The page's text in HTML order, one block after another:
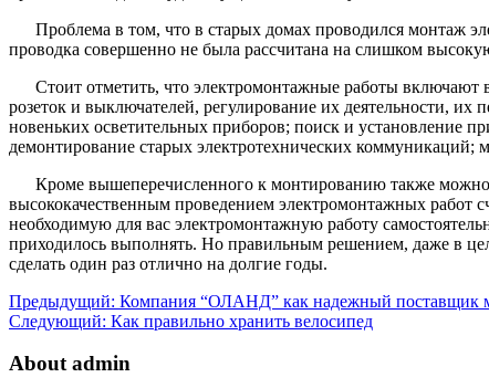
Проблема в том, что в старых домах проводился монтаж
проводка совершенно не была рассчитана на слишком
Стоит отметить, что электромонтажные работы
розеток и выключателей, регулирование их деятельности,
новеньких осветительных приборов; поиск и установление
демонтирование старых электротехнических коммуникаций;
Кроме вышеперечисленного к монтированию также
высококачественным проведением электромонтажных работ
необходимую для вас электромонтажную работу
приходилось выполнять. Но правильным решением, даже в
сделать один раз отлично на долгие годы.
Предыдущий: Компания “ОЛАНД” как надежный поставщик
Следующий: Как правильно хранить велосипед
About admin